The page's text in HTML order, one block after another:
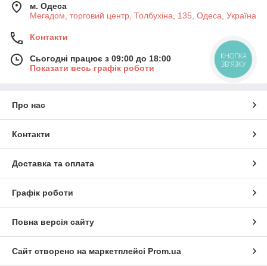
м. Одеса
Мегадом, торговий центр, Толбухіна, 135, Одеса, Україна
Контакти
Сьогодні працює з 09:00 до 18:00
Показати весь графік роботи
Про нас
Контакти
Доставка та оплата
Графік роботи
Повна версія сайту
Сайт створено на маркетплейсі Prom.ua